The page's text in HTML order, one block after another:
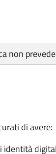
non
di avere:
identità